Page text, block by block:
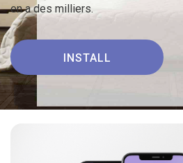
en a des milliers.
INSTALL